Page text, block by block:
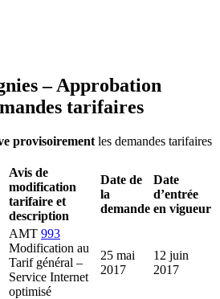
– Approbation
tarifaires
provisoirement les demandes tarifaires
Avis de
modification
tarifaire et
description
Date de
la
demande
Date
d’entrée
en vigueur
AMT 993
Modification au
Tarif général –
Service Internet
optimisé
25 mai
2017
12 juin
2017